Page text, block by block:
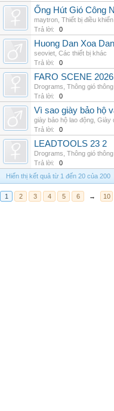
Ống Hút Gió Công
maytron Thiết bị điều khiển
Trả lời:
0
Huong Dan Xoa
seoviet Các thiết bị khác
Trả lời:
0
FARO SCENE
Drograms Thông gió
Trả lời:
0
Vì sao giày bảo hộ
giày bảo hộ lao động Giày
Trả lời:
0
LEADTOOLS 23 2
Drograms Thông gió
Trả lời:
0
Hiển thị kết quả từ 1 đến 20 của 200
1 2 3 4 5 6 → 10